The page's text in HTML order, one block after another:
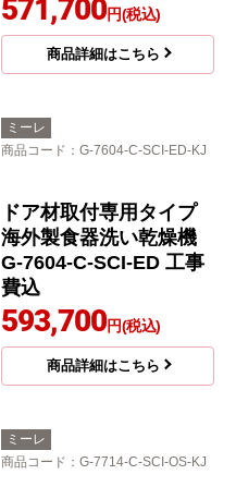
571,700円(税込)
商品詳細はこちら
ミーレ
商品コード ：G-7604-C-SCI-ED-KJ
ドア材取付専用タイプ
海外製食器洗い乾燥機
G-7604-C-SCI-ED 工事
費込
593,700円(税込)
商品詳細はこちら
ミーレ
商品コード ：G-7714-C-SCI-OS-KJ